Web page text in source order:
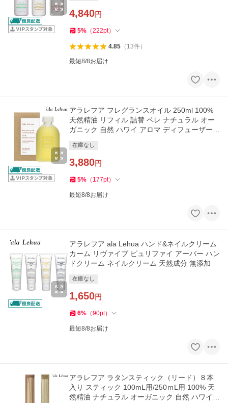
4,840円
5% （222pt）
4.85（ 13件）
最短8/8お届け
アラレフア フレグランスオイル 250ml 100%
天然精油 リフィル 詰替 ペレ ナチュラル オー
ガニック 自然 ハワイ アロマ ディフューザー
在庫なし
3,880円
5% （ 177pt）
最短8/8お届け
アラレフア ala Lehua ハンド&ネイルクリーム
カーム リヴァイブ ピュリファイ アーバー ハン
ドクリーム ネイルクリーム 天然成分 無添加
在庫なし
1,650円
6% （90pt）
最短8/8お届け
アラレフア ラタンスティック（リード）８本
入り スティック 100mL用/250ｍL用 100% 天
然精油 ナチュラル オーガニック 自然 ハワイ